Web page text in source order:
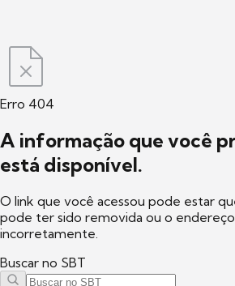
Erro 404
A informação que você
está disponível.
O link que você acessou pode estar
pode ter sido removida ou o endereço
incorretamente.
Buscar no SBT